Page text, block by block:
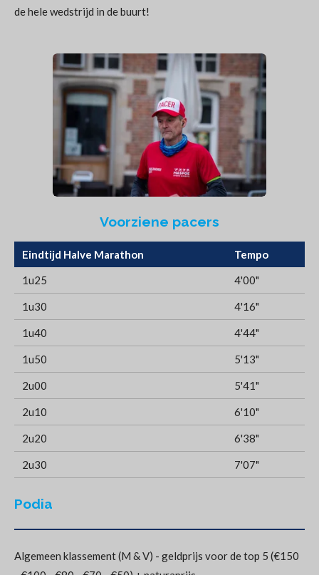
de hele wedstrijd in de buurt!
Voorziene pacers
Eindtijd Halve Marathon
Tempo
1u25
4'00"
1u30 4'16"
1u40 4'44"
1u50 5'13"
2u00 5'41"
2u10 6'10"
2u20 6'38"
2u30 7'07"
Podia
Algemeen klassement (M & V) - geldprijs voor de top 5 (€150